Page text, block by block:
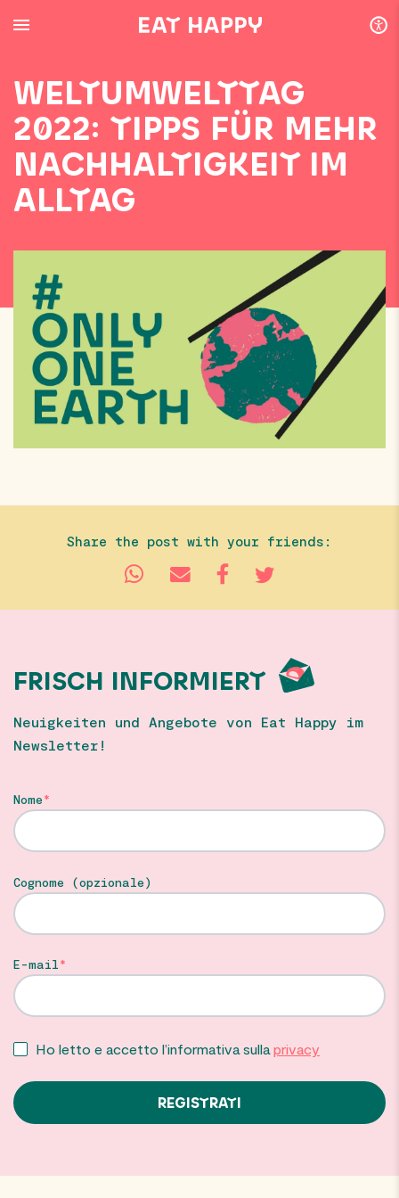
TO
WELTUMWELTTAG
2022: TIPPS FÜR MEHR
NACHHALTIGKEIT IM
ALLTAG
Share the post with your friends:
FRISCH INFORMIERT
Neuigkeiten und Angebote von Eat Happy im
Newsletter!
Nome
Cognome (opzionale)
E-mail
Ho letto e accetto l’informativa sullaprivacy